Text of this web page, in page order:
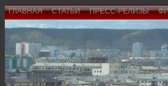
ГЛАВНАЯ СТАТЬИ ПРЕСС-РЕЛИЗЫ